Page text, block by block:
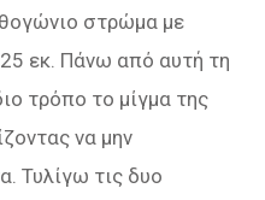
στρώμα με
εκ. Πάνω από αυτή τη
τρόπο το μίγμα της
να μην
Τυλίγω τις δυο